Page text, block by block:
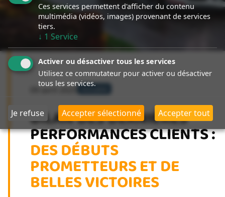
Actualité
BILAN DES DERNIÈRES
PERFORMANCES CLIENTS :
DES DÉBUTS
PROMETTEURS ET DE
BELLES VICTOIRES
Ces services permettent d'afficher du contenu
multimédia (vidéos, images) provenant de services
tiers.
↓ 1 Service
Activer ou désactiver tous les services
Utilisez ce commutateur pour activer ou désactiver
tous les services.
Je refuse Accepter sélectionné Accepter tout